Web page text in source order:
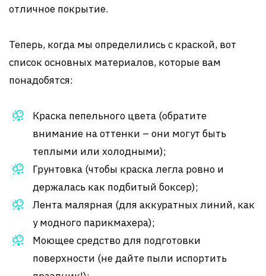
отличное покрытие.
Теперь, когда мы определились с краской, вот
список основных материалов, которые вам
понадобятся:
Краска пепельного цвета (обратите
внимание на оттенки – они могут быть
теплыми или холодными);
Грунтовка (чтобы краска легла ровно и
держалась как подбитый боксер);
Лента малярная (для аккуратных линий, как
у модного парикмахера);
Моющее средство для подготовки
поверхности (не дайте пыли испортить